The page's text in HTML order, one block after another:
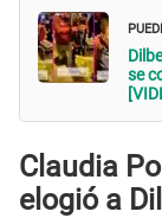
se
Claudia
elogió a